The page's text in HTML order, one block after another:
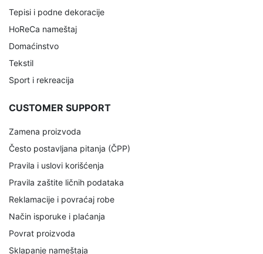
Tepisi i podne dekoracije
HoReCa nameštaj
Domaćinstvo
Tekstil
Sport i rekreacija
CUSTOMER SUPPORT
Zamena proizvoda
Često postavljana pitanja (ČPP)
Pravila i uslovi korišćenja
Pravila zaštite ličnih podataka
Reklamacije i povraćaj robe
Način isporuke i plaćanja
Povrat proizvoda
Sklapanje nameštaja